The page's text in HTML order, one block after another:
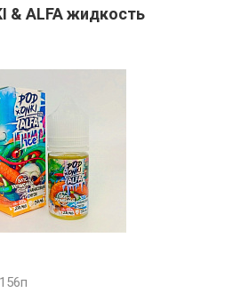
& ALFA жидкость